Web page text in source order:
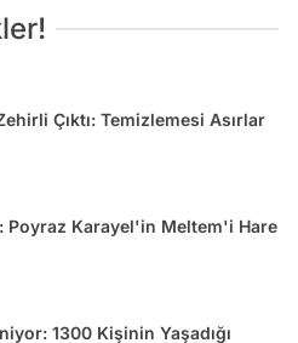
Çıktı: Temizlemesi Asırlar
Poyraz Karayel'in Meltem'i Hare
1300 Kişinin Yaşadığı